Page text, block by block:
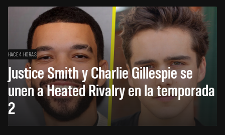
HACE 4 HORAS
Justice Smith y Charlie Gillespie se
unen a Heated Rivalry en la temporada
2